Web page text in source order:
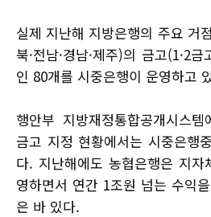
실제 지난해 지방은행의 주요 거
북·전남·경남·제주)의 금고(1·2
인 80개를 시중은행이 운영하고
행안부 지방재정통합공개시스
금고 지정 현황에서는 시중은행
다. 지난해에도 농협은행은 지
영하면서 연간 1조원 넘는 수익
은 바 있다.